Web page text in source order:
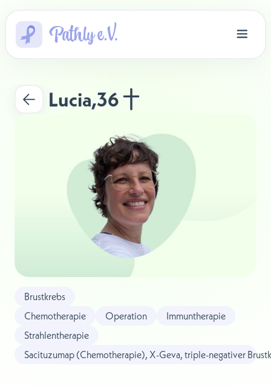
Lucia,36
Brustkrebs
Chemotherapie
Operation
Immuntherapie
Strahlentherapie
Sacituzumap (Chemotherapie), X-Geva, triple-negativer